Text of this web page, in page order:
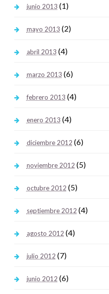
junio 2013 (1)
mayo 2013 (2)
abril 2013 (4)
marzo 2013 (6)
febrero 2013 (4)
enero 2013 (4)
diciembre 2012 (6)
noviembre 2012 (5)
octubre 2012 (5)
septiembre 2012 (4)
agosto 2012 (4)
julio 2012 (7)
junio 2012 (6)